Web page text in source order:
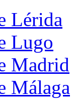
Lérida
Lugo
Madrid
Málaga